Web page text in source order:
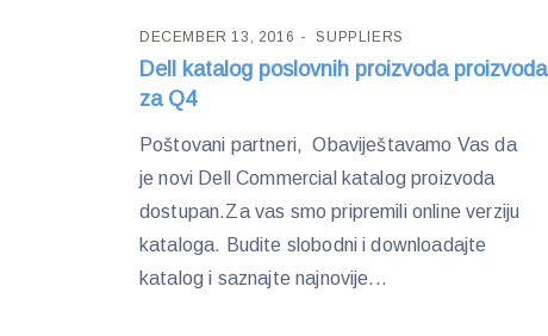
DECEMBER 13, 2016 SUPPLIERS
Dell katalog poslovnih proizvoda proizvoda
za Q4
Poštovani partneri, Obaviještavamo Vas da
je novi Dell Commercial katalog proizvoda
dostupan.Za vas smo pripremili online verziju
kataloga. Budite slobodni i downloadajte
katalog i saznajte najnovije...